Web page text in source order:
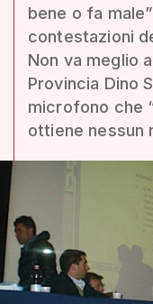
bene o fa
contestazioni
Non va meglio
Provincia Dino
microfono che
ottiene nessun